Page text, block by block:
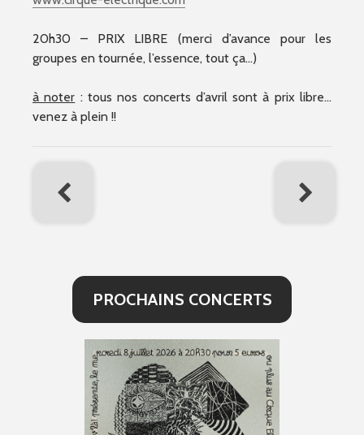
20h30 – PRIX LIBRE (merci d’avance pour les
groupes en tournée, l’essence, tout ça…)
à noter : tous nos concerts d’avril sont à prix libre…
venez à plein !!
PROCHAINS CONCERTS